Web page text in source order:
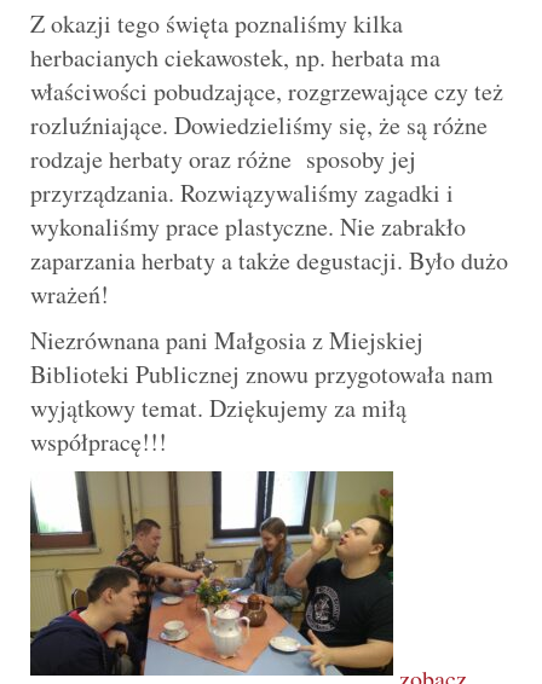
Z okazji tego święta poznaliśmy kilka
herbacianych ciekawostek, np. herbata ma
właściwości pobudzające, rozgrzewające czy też
rozluźniające. Dowiedzieliśmy się, że są różne
rodzaje herbaty oraz różne sposoby jej
przyrządzania. Rozwiązywaliśmy zagadki i
wykonaliśmy prace plastyczne. Nie zabrakło
zaparzania herbaty a także degustacji. Było dużo
wrażeń!
Niezrównana pani Małgosia z Miejskiej
Biblioteki Publicznej znowu przygotowała nam
wyjątkowy temat. Dziękujemy za miłą
współpracę!!!